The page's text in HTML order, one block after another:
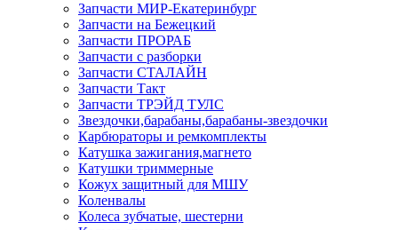
Запчасти МИР-Екатеринбург
Запчасти на Бежецкий
Запчасти ПРОРАБ
Запчасти с разборки
Запчасти СТАЛАЙН
Запчасти Такт
Запчасти ТРЭЙД ТУЛС
Звездочки,барабаны,барабаны-звездочки
Карбюраторы и ремкомплекты
Катушка зажигания,магнето
Катушки триммерные
Кожух защитный для МШУ
Коленвалы
Колеса зубчатые, шестерни